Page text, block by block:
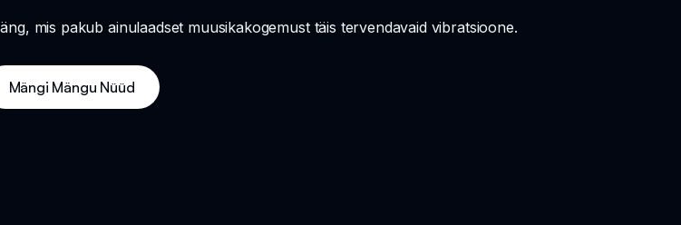
mis pakub ainulaadset muusikakogemust täis tervendavaid vibratsioone.
Mängi Mängu Nüüd